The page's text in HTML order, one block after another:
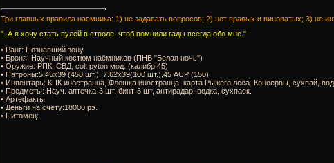
Три главных правила наемника: 1) не задавать вопросов; 2) нет правых и виноватых; 3) не
"..А я хочу стать пулей в стволе, чтоб помнили гады всегда обо мне."
• Ранг: Познавший зону
• Броня: Научный костюм наёмников (ПНВ "Белая ночь")
• Оружие: РПК, СВД, colt pyton мод. (калибр 45)
• Патроны:5.45х39 (450 шт.), 7.62х39(100 шт.),45 ACP (150)
• Инвентарь: КПК иностранца, Флешка иностранца, карта Рыжего леса. Консервы, сухпай,
• Предметы: Науч. аптечка-3 шт, бинт-3 шт, антирадар, водка, сухпаек.
• Артефакты:
• Деньги на счету:18000 рэ.
• Питомец: